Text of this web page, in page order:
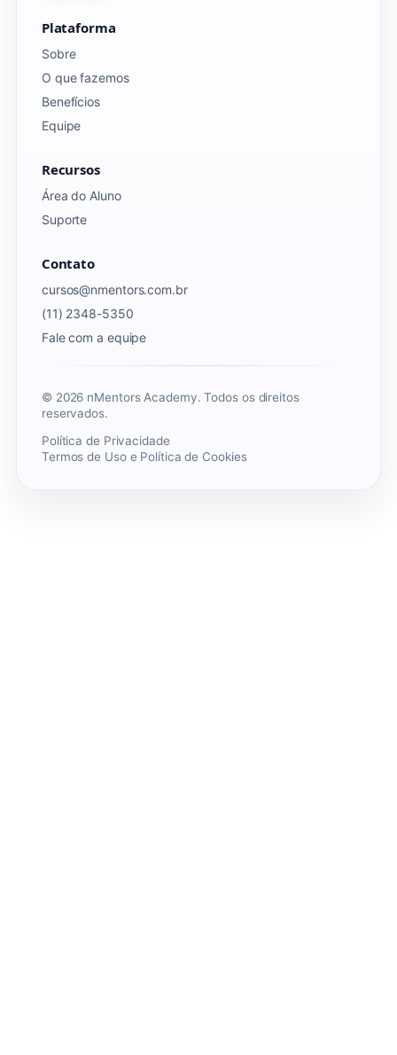
Plataforma
Sobre
O que fazemos
Benefícios
Equipe
Recursos
Área do Aluno
Suporte
Contato
cursos@nmentors.com.br
(11) 2348-5350
Fale com a equipe
© 2026 nMentors Academy. Todos os direitos
reservados.
Política de Privacidade
Termos de Uso e Política de Cookies